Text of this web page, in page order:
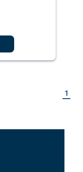
1